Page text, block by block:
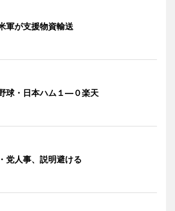
軍が支援物資輸送
球・日本ハム１―０楽天
党人事、説明避ける